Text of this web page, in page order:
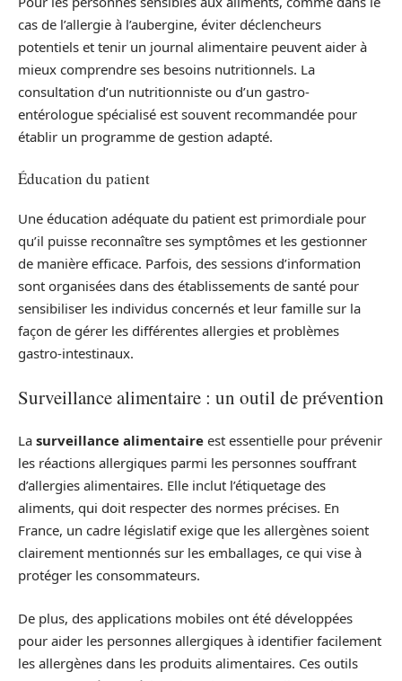
cas de l’allergie à l’aubergine, éviter déclencheurs
potentiels et tenir un journal alimentaire peuvent aider à
mieux comprendre ses besoins nutritionnels. La
consultation d’un nutritionniste ou d’un gastro-
entérologue spécialisé est souvent recommandée pour
établir un programme de gestion adapté.
Éducation du patient
Une éducation adéquate du patient est primordiale pour
qu’il puisse reconnaître ses symptômes et les gestionner
de manière efficace. Parfois, des sessions d’information
sont organisées dans des établissements de santé pour
sensibiliser les individus concernés et leur famille sur la
façon de gérer les différentes allergies et problèmes
gastro-intestinaux.
Surveillance alimentaire : un outil de prévention
La surveillance alimentaire est essentielle pour prévenir
les réactions allergiques parmi les personnes souffrant
d’allergies alimentaires. Elle inclut l’étiquetage des
aliments, qui doit respecter des normes précises. En
France, un cadre législatif exige que les allergènes soient
clairement mentionnés sur les emballages, ce qui vise à
protéger les consommateurs.
De plus, des applications mobiles ont été développées
pour aider les personnes allergiques à identifier facilement
les allergènes dans les produits alimentaires. Ces outils